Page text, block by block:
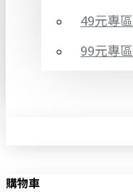
49元專區
99元專區
購物車